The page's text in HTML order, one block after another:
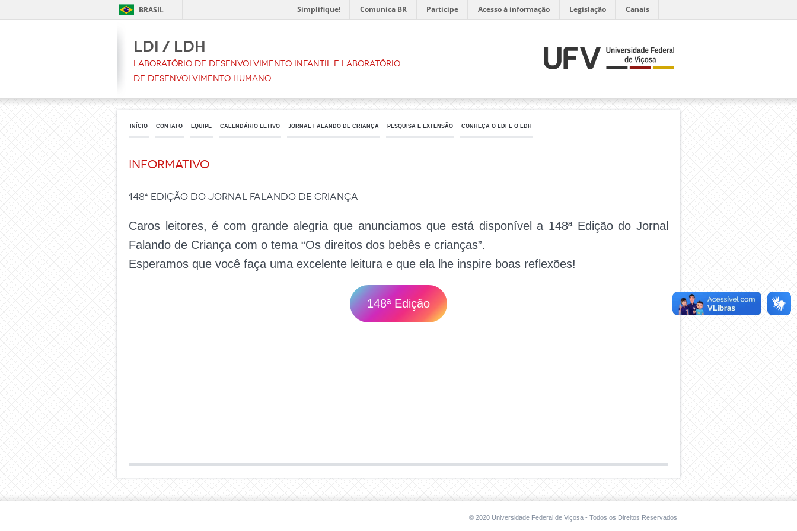
BRASIL Simplifique! Comunica BR Participe Acesso à informação Legislação Canais
LDI / LDH
Laboratório de Desenvolvimento Infantil e Laboratório
de Desenvolvimento Humano
INÍCIO CONTATO EQUIPE CALENDÁRIO LETIVO JORNAL FALANDO DE CRIANÇA PESQUISA E EXTENSÃO CONHEÇA O LDI E O LDH
Informativo
148ª Edição do Jornal Falando de Criança
Caros leitores, é com grande alegria que anunciamos que está disponível a 148ª Edição do Jornal
Falando de Criança com o tema “Os direitos dos bebês e crianças”.
Esperamos que você faça uma excelente leitura e que ela lhe inspire boas reflexões!
148ª Edição
© 2020 Universidade Federal de Viçosa - Todos os Direitos Reservados